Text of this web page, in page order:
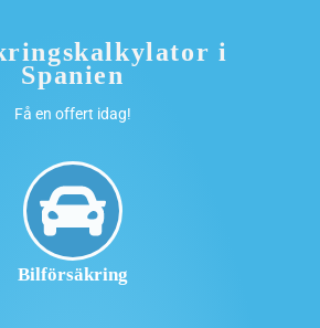
i
Spanien
Få en offert idag!
Bilförsäkring